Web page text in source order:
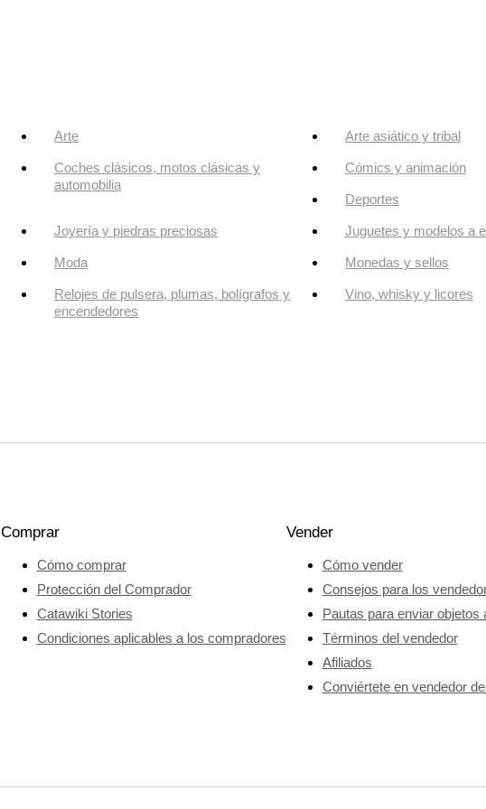
Arte Arte asiático y tribal
Coches clásicos, motos clásicas y
automobilia
Cómics y animación
Deportes
Joyería y piedras preciosas Juguetes y modelos a
Moda Monedas y sellos
Relojes de pulsera, plumas, bolígrafos y
encendedores
Vino, whisky y licores
Comprar
Cómo comprar
Protección del Comprador
Catawiki Stories
Condiciones aplicables a los compradores
Vender
Cómo vender
Consejos para los
Pautas para enviar objetos
Términos del vendedor
Afiliados
Conviértete en vendedor